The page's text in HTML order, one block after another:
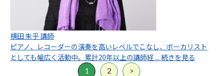
横田 朱乎 講師
ピアノ、レコーダーの演奏を高いレベルでこなし、ボーカリスト
としても幅広く活動中。累計20年以上の講師経... 続きを見る
1 2 >